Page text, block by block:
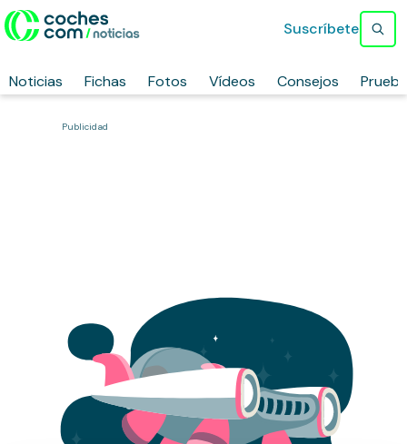
Noticias Fichas Fotos Vídeos Consejos
Suscríbete
Publicidad